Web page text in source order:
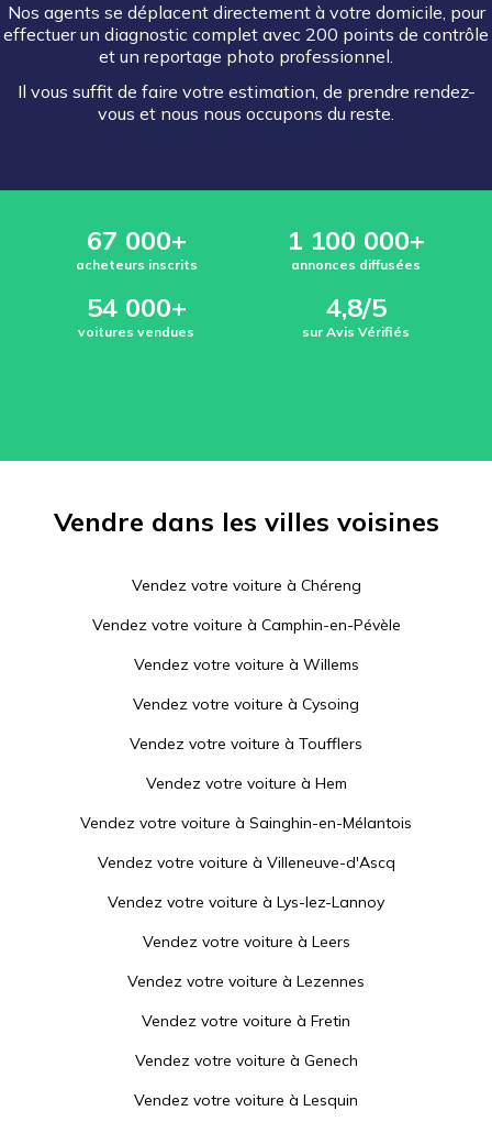
Nos agents se déplacent directement à votre domicile, pour
effectuer un diagnostic complet avec 200 points de contrôle
et un reportage photo professionnel.
Il vous suffit de faire votre estimation, de prendre rendez-
vous et nous nous occupons du reste.
67 000+
acheteurs inscrits
1 100 000+
annonces diffusées
54 000+
voitures vendues
4,8/5
sur Avis Vérifiés
Vendre dans les villes voisines
Vendez votre voiture à Chéreng
Vendez votre voiture à Camphin-en-Pévèle
Vendez votre voiture à Willems
Vendez votre voiture à Cysoing
Vendez votre voiture à Toufflers
Vendez votre voiture à Hem
Vendez votre voiture à Sainghin-en-Mélantois
Vendez votre voiture à Villeneuve-d'Ascq
Vendez votre voiture à Lys-lez-Lannoy
Vendez votre voiture à Leers
Vendez votre voiture à Lezennes
Vendez votre voiture à Fretin
Vendez votre voiture à Genech
Vendez votre voiture à Lesquin